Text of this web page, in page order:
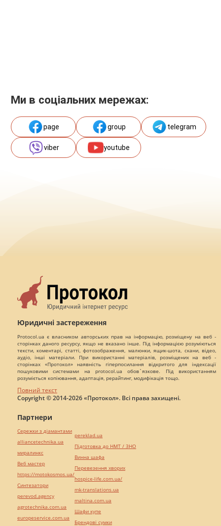
Ми в соціальних мережах:
page group telegram
viber youtube
Юридичні застереження
Protocol.ua є власником авторських прав на інформацію, розміщену на веб -
сторінках даного ресурсу, якщо не вказано інше. Під інформацією розуміються
тексти, коментарі, статті, фотозображення, малюнки, ящик-шота, скани, відео,
аудіо, інші матеріали. При використанні матеріалів, розміщених на веб -
сторінках «Протокол» наявність гіперпосилання відкритого для індексації
пошуковими системами на protocol.ua обов`язкове. Під використанням
розуміється копіювання, адаптація, рерайтинг, модифікація тощо.
Повний текст
Copyright © 2014-2026 «Протокол». Всі права захищені.
Партнери
Сережки з діамантами
alliancetechnika.ua
миралинкс
Веб мастер
https://motokosmos.ua/
Синтезатори
perevod.agency
agrotechnika.com.ua
europeservice.com.ua
pereklad.ua
Підготовка до НМТ / ЗНО
Винна шафа
Перевезення хворих
hospice-life.com.ua/
mk-translations.ua
maltina.com.ua
Шафи купе
Брендові сумки